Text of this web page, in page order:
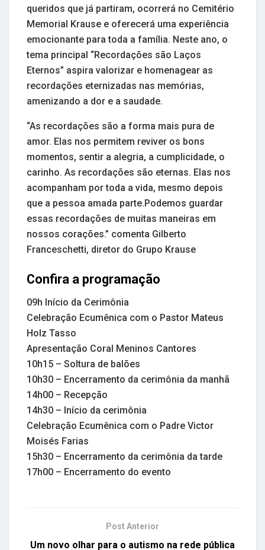
queridos que já partiram, ocorrerá no Cemitério
Memorial Krause e oferecerá uma experiência
emocionante para toda a família. Neste ano, o
tema principal “Recordações são Laços
Eternos” aspira valorizar e homenagear as
recordações eternizadas nas memórias,
amenizando a dor e a saudade.
“As recordações são a forma mais pura de
amor. Elas nos permitem reviver os bons
momentos, sentir a alegria, a cumplicidade, o
carinho. As recordações são eternas. Elas nos
acompanham por toda a vida, mesmo depois
que a pessoa amada parte.Podemos guardar
essas recordações de muitas maneiras em
nossos corações.” comenta Gilberto
Franceschetti, diretor do Grupo Krause
Confira a programação
09h Início da Cerimônia
Celebração Ecumênica com o Pastor Mateus
Holz Tasso
Apresentação Coral Meninos Cantores
10h15 – Soltura de balões
10h30 – Encerramento da cerimônia da manhã
14h00 – Recepção
14h30 – Início da cerimônia
Celebração Ecumênica com o Padre Victor
Moisés Farias
15h30 – Encerramento da cerimônia da tarde
17h00 – Encerramento do evento
Post Anterior
Um novo olhar para o autismo na rede pública